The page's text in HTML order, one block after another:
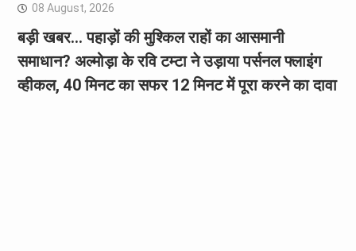
08 August, 2026
बड़ी खबर… पहाड़ों की मुश्किल राहों का आसमानी
समाधान? अल्मोड़ा के रवि टम्टा ने उड़ाया पर्सनल फ्लाइंग
व्हीकल, 40 मिनट का सफर 12 मिनट में पूरा करने का दावा